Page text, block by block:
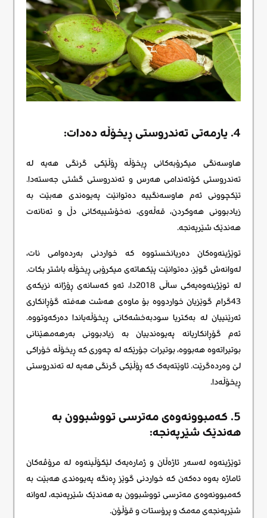
4. یارمەتی تەندروستی ڕیخۆڵە دەدات:
هاوسەنگی میکرۆبەکانی ڕیخۆڵە ڕۆڵێکی گرنگی هەیە لە
تەندروستی کۆئەندامی هەرس و تەندروستی گشتی جەستەدا.
تێکچوونی ئەم هاوسەنگییە دەتوانێت پەیوەندی هەبێت بە
زیادبوونی هەوکردن، قەڵەوی، نەخۆشییەکانی دڵ و تەنانەت
هەندێک شێرپەنجە.
توێژینەوەکان دەریانخستووە کە خواردنی بەردەوامی نات،
لەوانەش گوێز، دەتوانێت پێکهاتەی میکرۆبی ڕیخۆڵە باشتر بکات.
لە توێژینەوەیەکی ساڵی 2018دا، ئەو کەسانەی ڕۆژانە نزیکەی
43گرام گوێزیان خواردووە بۆ ماوەی هەشت هەفتە گۆڕانکاری
ئەرێنییان لە بەکتریا سودبەخشەکانی ڕیخۆڵەیاندا دەرکەوتووە.
ئەم گۆڕانکاریانە پەیوەندییان بە زیادبوونی بەرهەمهێنانی
بوتیراتەوە هەبووە، بوتیرات جۆرێکە لە چەوری کە ڕیخۆڵە خۆراکی
لێ وەردەگرێت. ئاوێتەیەک کە ڕۆڵێکی گرنگی هەیە لە تەندروستی
ڕیخۆڵەدا.
5. کەمبوونەوەی مەترسی تووشبوون بە
هەندێک شێرپەنجە:
توێژینەوە لەسەر ئاژەڵان و ژمارەیەک لێکۆڵینەوە لە مرۆڤەکان
ئاماژە بەوە دەکەن کە خواردنی گوێز ڕەنگە پەیوەندی هەبێت بە
کەمبوونەوەی مەترسی تووشبوون بە هەندێک شێرپەنجە، لەوانە
شێرپەنجەی مەمک و پرۆستات و قۆڵۆن.